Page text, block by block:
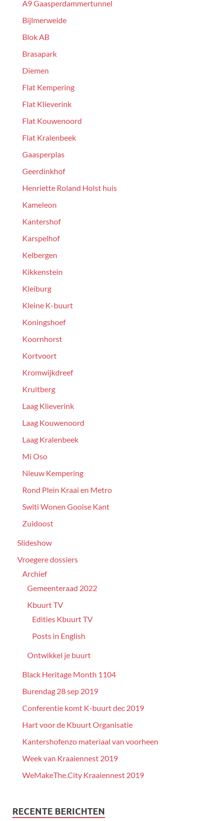
A9 Gaasperdammertunnel
Bijlmerweide
Blok AB
Brasapark
Diemen
Flat Kempering
Flat Klieverink
Flat Kouwenoord
Flat Kralenbeek
Gaasperplas
Geerdinkhof
Henriette Roland Holst huis
Kameleon
Kantershof
Karspelhof
Kelbergen
Kikkenstein
Kleiburg
Kleine K-buurt
Koningshoef
Koornhorst
Kortvoort
Kromwijkdreef
Kruitberg
Laag Klieverink
Laag Kouwenoord
Laag Kralenbeek
Mi Oso
Nieuw Kempering
Rond Plein Kraai en Metro
Switi Wonen Gooise Kant
Zuidoost
Slideshow
Vroegere dossiers
Archief
Gemeenteraad 2022
Kbuurt TV
Edities Kbuurt TV
Posts in English
Ontwikkel je buurt
Black Heritage Month 1104
Burendag 28 sep 2019
Conferentie komt K-buurt dec 2019
Hart voor de Kbuurt Organisatie
Kantershofenzo materiaal van voorheen
Week van Kraaiennest 2019
WeMakeThe.City Kraaiennest 2019
RECENTE BERICHTEN